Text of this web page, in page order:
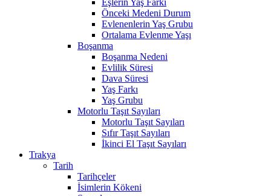
Önceki Medeni Durum
Evlenenlerin Yaş Grubu
Ortalama Evlenme Yaşı
Boşanma
Boşanma Nedeni
Evlilik Süresi
Dava Süresi
Yaş Farkı
Yaş Grubu
Motorlu Taşıt Sayıları
Motorlu Taşıt Sayıları
Sıfır Taşıt Sayıları
İkinci El Taşıt Sayıları
Trakya
Tarih
Tarihçeler
İsimlerin Kökeni